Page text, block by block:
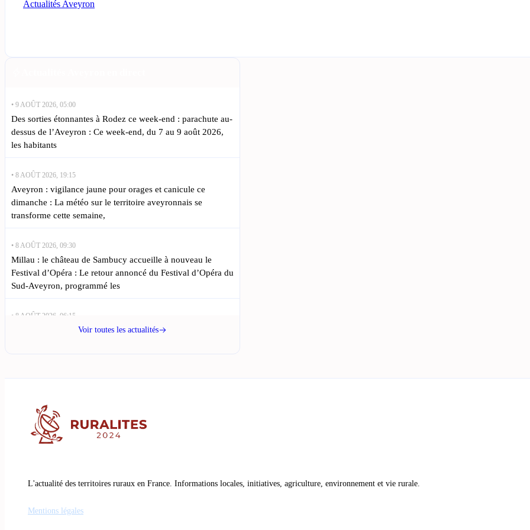
Actualités Aveyron
• 9 AOÛT 2026, 05:00
Des sorties étonnantes à Rodez ce week-end : parachute au-
dessus de l’Aveyron : Ce week-end, du 7 au 9 août 2026,
les habitants
• 8 AOÛT 2026, 19:15
Aveyron : vigilance jaune pour orages et canicule ce
dimanche : La météo sur le territoire aveyronnais se
transforme cette semaine,
• 8 AOÛT 2026, 09:30
Millau : le château de Sambucy accueille à nouveau le
Festival d’Opéra : Le retour annoncé du Festival d’Opéra du
Sud-Aveyron, programmé les
• 8 AOÛT 2026, 06:15
Concert de Elle et Lui à Rodez : découvrez le programme
Laval ce samedi : Rodez s’enthousiasme avant le coup
d’envoi de la nouvelle saison
Bades : Les amoureux de la baignade à Millau peuvent
Voir toutes les actualités
L'actualité des territoires ruraux en France. Informations locales, initiatives, agriculture, environnement et vie rurale.
Mentions légales